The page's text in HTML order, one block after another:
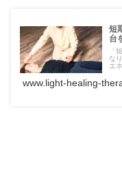
短
台
「
な
エ
www.light-healing-